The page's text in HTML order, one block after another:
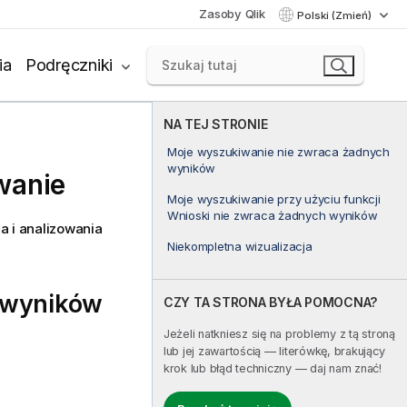
Zasoby Qlik Polski (Zmień)
Podręczniki
NA TEJ STRONIE
Moje wyszukiwanie nie zwraca żadnych
wyników
Moje wyszukiwanie przy użyciu funkcji
Wnioski nie zwraca żadnych wyników
Niekompletna wizualizacja
CZY TA STRONA BYŁA POMOCNA?
Jeżeli natkniesz się na problemy z tą stroną
lub jej zawartością — literówkę, brakujący
krok lub błąd techniczny — daj nam znać!
i analizowania